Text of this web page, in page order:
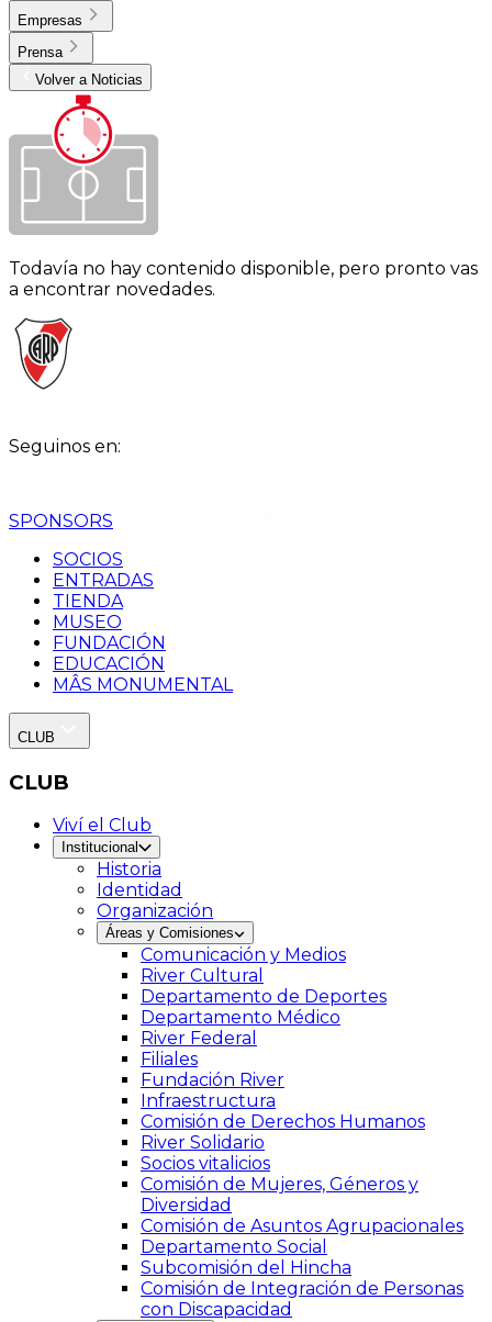
Empresas
Prensa
Volver a Noticias
Todavía no hay contenido disponible, pero pronto vas
a encontrar novedades.
Seguinos en:
SPONSORS
SOCIOS
ENTRADAS
TIENDA
MUSEO
FUNDACIÓN
EDUCACIÓN
MÂS MONUMENTAL
CLUB
CLUB
Viví el Club
Institucional
Historia
Identidad
Organización
Áreas y Comisiones
Comunicación y Medios
River Cultural
Departamento de Deportes
Departamento Médico
River Federal
Filiales
Fundación River
Infraestructura
Comisión de Derechos Humanos
River Solidario
Socios vitalicios
Comisión de Mujeres, Géneros y
Diversidad
Comisión de Asuntos Agrupacionales
Departamento Social
Subcomisión del Hincha
Comisión de Integración de Personas
con Discapacidad